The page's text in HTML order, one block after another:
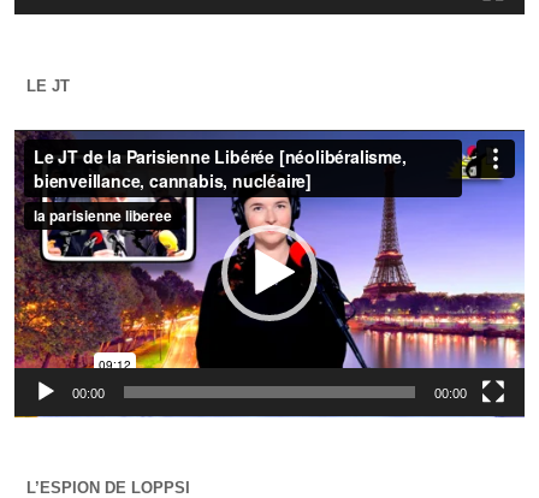
LE JT
Lecteur
vidéo
00:00 00:00
L’ESPION DE LOPPSI